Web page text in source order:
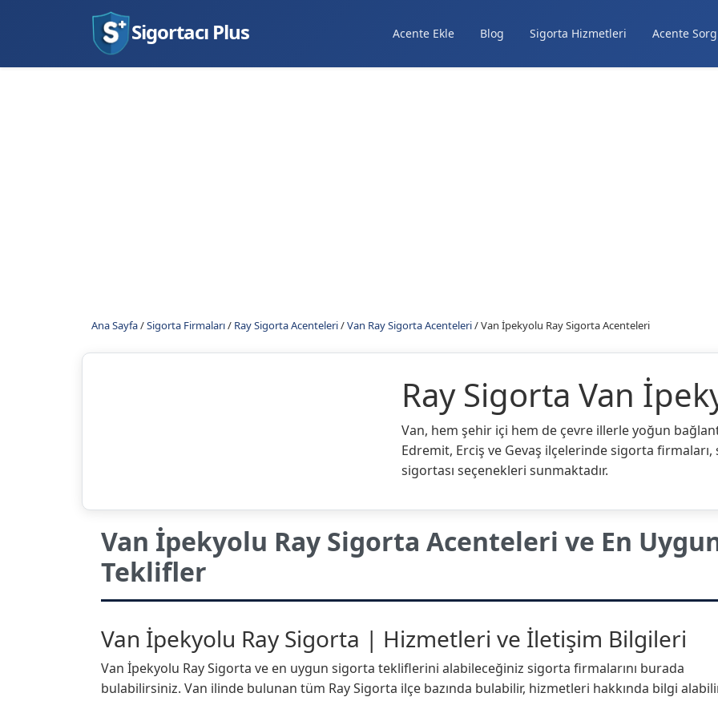
Sigortacı Plus Acente Ekle Blog Sigorta Hizmetleri Acente
Ana Sayfa/Sigorta Firmaları/ Ray Sigorta Acenteleri/Van Ray Sigorta Acenteleri/Van İpekyolu Ray Sigorta Acenteleri
Ray Sigorta Van
Van, hem şehir içi hem de çevre illerle yoğun
Edremit, Erciş ve Gevaş ilçelerinde sigorta
sigortası seçenekleri sunmaktadır.
Van İpekyolu Ray Sigorta Acenteleri ve En
Teklifler
Van İpekyolu Ray Sigorta | Hizmetleri ve İletişim Bilgileri
Van İpekyolu Ray Sigorta ve en uygun sigorta tekliflerini alabileceğiniz sigorta firmalarını burada
bulabilirsiniz. Van ilinde bulunan tüm Ray Sigorta ilçe bazında bulabilir, hizmetleri hakkında bilgi